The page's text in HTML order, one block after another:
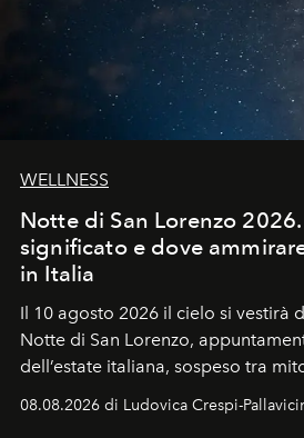
WELLNESS
Notte di San Lorenzo
significato e dove
in Italia
Il 10 agosto 2026 il cielo si vestirà
Notte di San Lorenzo,
dell’estate italiana, sospeso tra
Sarà il momento in cui gli occhi si
celeste per seguire il passaggio
08.08.2026 di Ludovica Crespi-